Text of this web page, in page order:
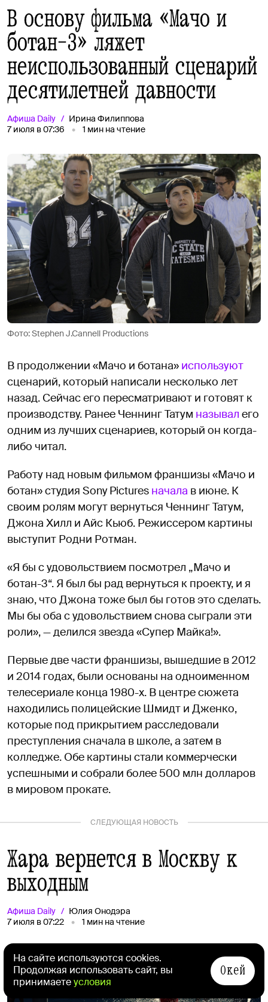
В основу фильма «Мачо и
ботан-3» ляжет
неиспользованный сценарий
десятилетней давности
Афиша Daily
Ирина Филиппова
7 июля в 07:36
1 мин на чтение
Фото: Stephen J.Cannell Productions
В продолжении «Мачо и ботана» используют
сценарий, который написали несколько лет
назад. Сейчас его пересматривают и готовят к
производству. Ранее Ченнинг Татум называл его
одним из лучших сценариев, который он когда-
либо читал.
Работу над новым фильмом франшизы «Мачо и
ботан» студия Sony Pictures начала в июне. К
своим ролям могут вернуться Ченнинг Татум,
Джона Хилл и Айс Кьюб. Режиссером картины
выступит Родни Ротман.
«Я бы с удовольствием посмотрел „Мачо и
ботан-3“. Я был бы рад вернуться к проекту, и я
знаю, что Джона тоже был бы готов это сделать.
Мы бы оба с удовольствием снова сыграли эти
роли», — делился звезда «Супер Майка!».
Первые две части франшизы, вышедшие в 2012
и 2014 годах, были основаны на одноименном
телесериале конца 1980-х. В центре сюжета
находились полицейские Шмидт и Дженко,
которые под прикрытием расследовали
преступления сначала в школе, а затем в
колледже. Обе картины стали коммерчески
успешными и собрали более 500 млн долларов
в мировом прокате.
СЛЕДУЮЩАЯ НОВОСТЬ
Жара вернется в Москву к
выходным
Афиша Daily
Юлия Онодэра
7 июля в 07:22
1 мин на чтение
На сайте используются cookies.
Продолжая использовать сайт, вы
принимаетеусловия
Окей